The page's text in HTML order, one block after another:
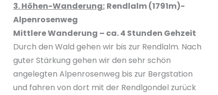
3. Höhen-Wanderung: Rendlalm (1791m)-
Alpenrosenweg
Mittlere Wanderung – ca. 4 Stunden Gehzeit
Durch den Wald gehen wir bis zur Rendlalm. Nach
guter Stärkung gehen wir den sehr schön
angelegten Alpenrosenweg bis zur Bergstation
und fahren von dort mit der Rendlgondel zurück